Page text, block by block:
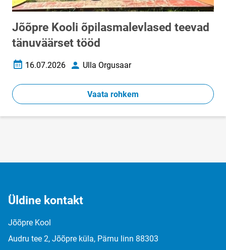
Jõõpre Kooli õpilasmalevlased teevad
tänuväärset tööd
Loomise kuupäev
16.07.2026 AutorUlla Orgusaar
Vaata rohkem
Üldine kontakt
Jõõpre Kool
Audru tee 2, Jõõpre küla, Pärnu linn 88303